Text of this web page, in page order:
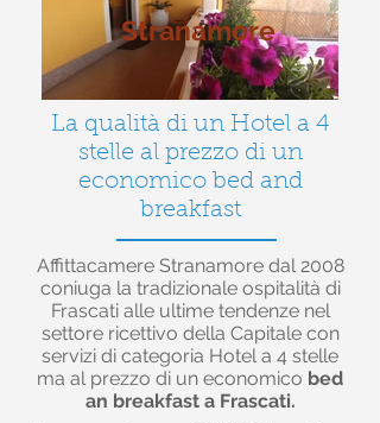
Stranamore
La qualità di un Hotel a 4
stelle al prezzo di un
economico bed and
breakfast
Affittacamere Stranamore dal 2008
coniuga la tradizionale ospitalità di
Frascati alle ultime tendenze nel
settore ricettivo della Capitale con
servizi di categoria Hotel a 4 stelle
ma al prezzo di un economico bed
an breakfast a Frascati.